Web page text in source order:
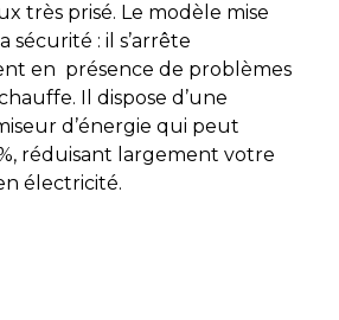
très prisé. Le modèle mise
sécurité : il s’arrête
en présence de problèmes
Il dispose d’une
d’énergie qui peut
réduisant largement votre
électricité.